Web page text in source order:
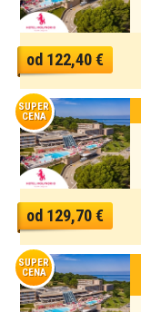
od 122,40 €
SUPER
CENA
od 129,70 €
SUPER
CENA